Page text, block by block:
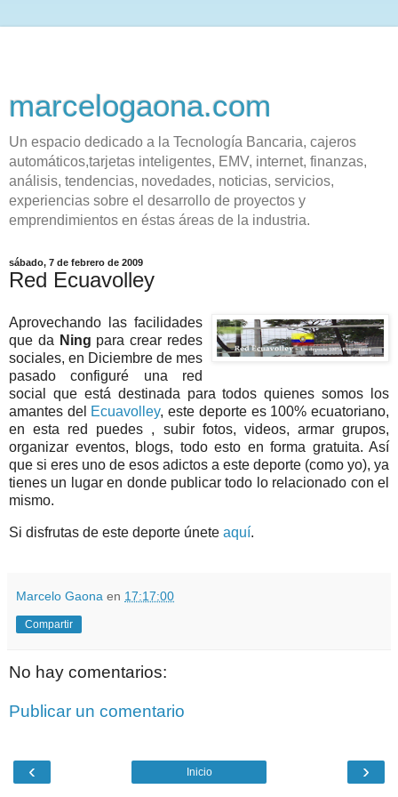
marcelogaona.com
Un espacio dedicado a la Tecnología Bancaria, cajeros
automáticos,tarjetas inteligentes, EMV, internet, finanzas,
análisis, tendencias, novedades, noticias, servicios,
experiencias sobre el desarrollo de proyectos y
emprendimientos en éstas áreas de la industria.
sábado, 7 de febrero de 2009
Red Ecuavolley
Aprovechando las facilidades
que da Ning para crear redes
sociales, en Diciembre de mes
pasado configuré una red
social que está destinada para todos quienes somos los
amantes del Ecuavolley, este deporte es 100% ecuatoriano,
en esta red puedes , subir fotos, videos, armar grupos,
organizar eventos, blogs, todo esto en forma gratuita. Así
que si eres uno de esos adictos a este deporte (como yo), ya
tienes un lugar en donde publicar todo lo relacionado con el
mismo.
Si disfrutas de este deporte únete aquí.
Marcelo Gaona en 17:17:00
Compartir
No hay comentarios:
Publicar un comentario
‹ ›
Inicio